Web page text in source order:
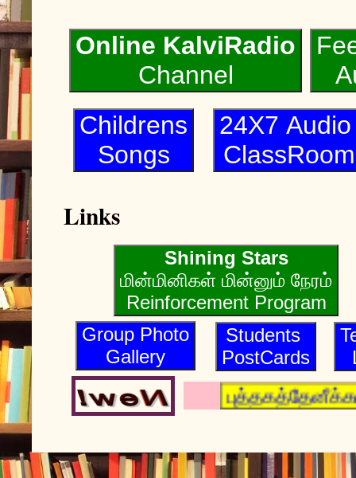
Online KalviRadio
Channel
Childrens
Songs
24X7
ClassRoom
Links
Shining Stars
மின்மினிகள் மின்னும் நேரம்
Reinforcement Program
Group Photo
Gallery
Students
PostCards
புத்தகத்தேனீக்கள்